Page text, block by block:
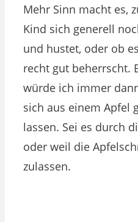
Mehr Sinn macht es,
Kind sich generell
und hustet, oder ob
recht gut beherrscht.
würde ich immer
sich aus einem Apfel
lassen. Sei es durch
oder weil die
zulassen.